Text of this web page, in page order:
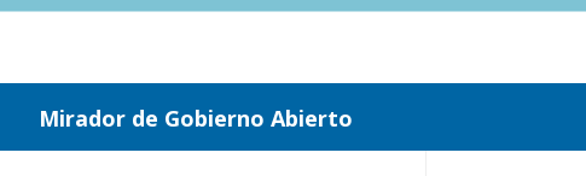
Saltar
Mirador de Gobierno Abierto